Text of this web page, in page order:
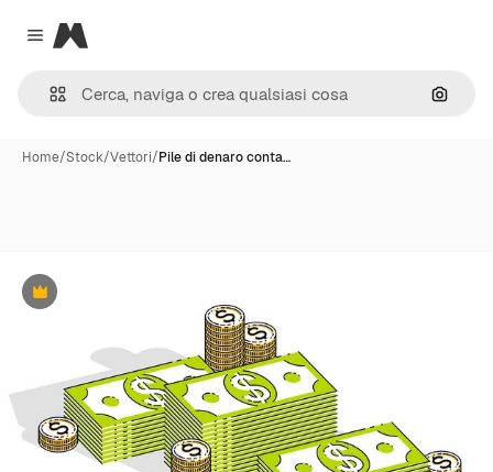
Close menu
Magnific
Cerca
Home/Stock/Vettori/Pile di denaro conta…
Premium